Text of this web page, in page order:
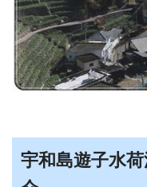
宇和島遊子水